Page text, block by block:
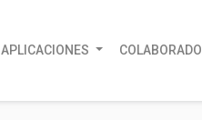
APLICACIONES